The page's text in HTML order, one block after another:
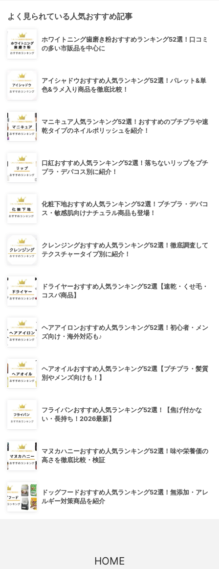
よく見られている人気おすすめ記事
ホワイトニング歯磨き粉おすすめランキング52選！口コミ
の多い市販品を中心に
アイシャドウおすすめ人気ランキング52選！パレット&単
色&ラメ入り商品を徹底比較！
マニキュア人気ランキング52選！おすすめのプチプラや速
乾タイプのネイルポリッシュを紹介！
口紅おすすめ人気ランキング52選！落ちないリップをプチ
プラ・デパコス別に紹介！
化粧下地おすすめ人気ランキング52選！プチプラ・デパコ
ス・敏感肌向けナチュラル商品も登場！
クレンジングおすすめ人気ランキング52選！徹底調査して
テクスチャータイプ別に紹介！
ドライヤーおすすめ人気ランキング52選【速乾・くせ毛・
コスパ商品】
ヘアアイロンおすすめ人気ランキング52選！初心者・メン
ズ向け・海外対応も♪
ヘアオイルおすすめ人気ランキング52選【プチプラ・髪質
別やメンズ向けも！】
フライパンおすすめ人気ランキング52選！【焦げ付かな
い・長持ち！2026最新】
マヌカハニーおすすめ人気ランキング52選！味や栄養価の
高さを徹底比較・検証
ドッグフードおすすめ人気ランキング52選！無添加・アレ
ルギー対策商品を紹介
HOME